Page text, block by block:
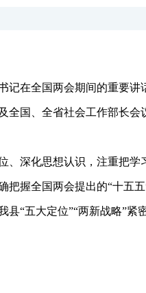
记在全国两会期间的重要讲
全国、全省社会工作部长会
、深化思想认识，注重把学
握全国两会提出的“十五五
“五大定位”“两新战略”紧